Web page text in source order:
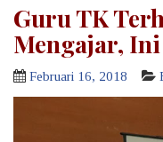
Guru TK
Mengajar,
Februari 16, 2018